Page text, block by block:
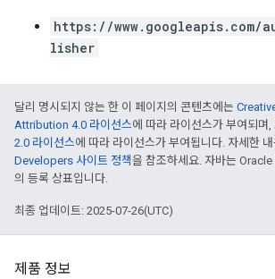
https://www.googleapis.com/
lisher
달리 명시되지 않는 한 이 페이지의 콘텐츠에는
Attribution 4.0 라이선스에 따라 라이선스가 부여되며,
2.0 라이선스에 따라 라이선스가 부여됩니다. 자세한 내
Developers 사이트 정책을 참조하세요. 자바는
의 등록 상표입니다.
최종 업데이트: 2025-07-26(UTC)
제품 정보